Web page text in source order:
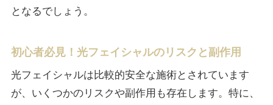
となるでしょう。
初心者必見！光フェイシャルのリスクと副作用
光フェイシャルは比較的安全な施術とされています
が、いくつかのリスクや副作用も存在します。特に、